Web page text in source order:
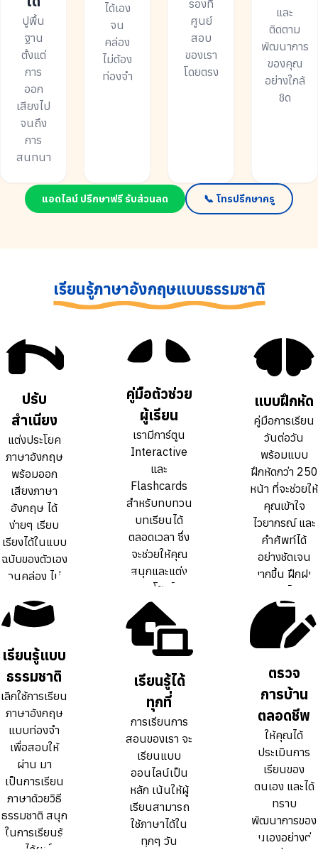
ปูพื้น
ฐาน
ตั้งแต่
การ
ออก
เสียงไป
จนถึง
การ
สนทนา
ได้เอง
จน
คล่อง
ไม่ต้อง
ท่องจำ
รองที่
ศูนย์
สอบ
ของเรา
โดยตรง
และ
ติดตาม
พัฒนาการ
ของคุณ
อย่างใกล้
ชิด
แอดไลน์ ปรึกษาฟรี รับส่วนลด 📞 โทรปรึกษาครู
เรียนรู้ภาษาอังกฤษแบบธรรมชาติ
ปรับ
สำเนียง
แต่งประโยค
ภาษาอังกฤษ
พร้อมออก
เสียงภาษา
อังกฤษ ได้
ง่ายๆ เรียบ
เรียงได้ในแบบ
ฉบับของตัวเอง
จนคล่อง ไม่
เนียงเป๊ะ
ปรับ
สำเนียง
แต่งประโยค
ภาษาอังกฤษ
พร้อมออก
เสียงภาษา
อังกฤษ ได้
ง่ายๆ เรียบ
เรียงได้ในแบบ
ฉบับของตัวเอง
จนคล่อง ไม่
เนียงเป๊ะ
คู่มือตัวช่วย
ผู้เรียน
เรามีการ์ตูน
Interactive
และ
Flashcards
สำหรับทบทวน
บทเรียนได้
ตลอดเวลา ซึ่ง
จะช่วยให้คุณ
สนุกและแต่ง
ประโยคได้
คล่องขึ้นกว่า
การเรียน
ธรรมดา 10
เท่า
คู่มือตัวช่วย
ผู้เรียน
เรามีการ์ตูน
Interactive
และ
Flashcards
สำหรับทบทวน
บทเรียนได้
ตลอดเวลา ซึ่ง
จะช่วยให้คุณ
สนุกและแต่ง
ประโยคได้
คล่องขึ้นกว่า
การเรียน
ธรรมดา 10
เท่า
แบบฝึกหัด
คู่มือการเรียน
วันต่อวัน
พร้อมแบบ
ฝึกหัดกว่า 250
หน้า ที่จะช่วยให้
คุณเข้าใจ
ไวยากรณ์ และ
คำศัพท์ได้
อย่างชัดเจน
มากขึ้น ฝึกฝน
ที่
แบบฝึกหัด
คู่มือการเรียน
วันต่อวัน
พร้อมแบบ
ฝึกหัดกว่า 250
หน้า ที่จะช่วยให้
คุณเข้าใจ
ไวยากรณ์ และ
คำศัพท์ได้
อย่างชัดเจน
มากขึ้น ฝึกฝน
ที่
เรียนรู้แบบ
ธรรมชาติ
เลิกใช้การเรียน
ภาษาอังกฤษ
แบบท่องจำ
เพื่อสอบให้
ผ่าน มา
เป็นการเรียน
ภาษาด้วยวิธี
ธรรมชาติ สนุก
ในการเรียนรู้
และได้ผลใน
เรียนรู้แบบ
ธรรมชาติ
เลิกใช้การเรียน
ภาษาอังกฤษ
แบบท่องจำ
เพื่อสอบให้
ผ่าน มา
เป็นการเรียน
ภาษาด้วยวิธี
ธรรมชาติ สนุก
ในการเรียนรู้
และได้ผลใน
เรียนรู้ได้
ทุกที่
การเรียนการ
สอนของเรา จะ
เรียนแบบ
ออนไลน์เป็น
หลัก เน้นให้ผู้
เรียนสามารถ
ใช้ภาษาได้ใน
ทุกๆ วัน
เรียนรู้ได้
ทุกที่
การเรียนการ
สอนของเรา จะ
เรียนแบบ
ออนไลน์เป็น
หลัก เน้นให้ผู้
เรียนสามารถ
ใช้ภาษาได้ใน
ทุกๆ วัน
ตรวจ
การบ้าน
ตลอดชีพ
ให้คุณได้
ประเมินการ
เรียนของ
ตนเอง และได้
ทราบ
พัฒนาการของ
ตนเองอย่างต่อ
เนื่อง
ตรวจ
การบ้าน
ตลอดชีพ
ให้คุณได้
ประเมินการ
เรียนของ
ตนเอง และได้
ทราบ
พัฒนาการของ
ตนเองอย่างต่อ
เนื่อง